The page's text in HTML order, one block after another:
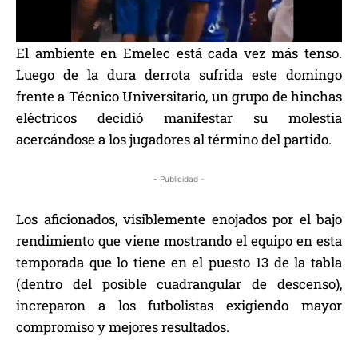
El ambiente en Emelec está cada vez más tenso.
Luego de la dura derrota sufrida este domingo
frente a Técnico Universitario, un grupo de hinchas
eléctricos decidió manifestar su molestia
acercándose a los jugadores al término del partido.
- Publicidad -
Los aficionados, visiblemente enojados por el bajo
rendimiento que viene mostrando el equipo en esta
temporada que lo tiene en el puesto 13 de la tabla
(dentro del posible cuadrangular de descenso),
increparon a los futbolistas exigiendo mayor
compromiso y mejores resultados.